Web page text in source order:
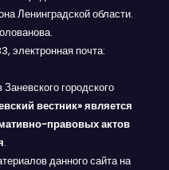
Ленинградской области.
электронная почта:
городского
вестник» является
правовых актов
.
данного сайта на